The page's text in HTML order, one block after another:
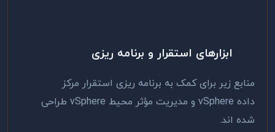
ابزارهای استقرار و برنامه ریزی
منابع زیر برای کمک به برنامه ریزی استقرار مرکز
داده vSphere و مدیریت مؤثر محیط vSphere طراحی
شده اند.